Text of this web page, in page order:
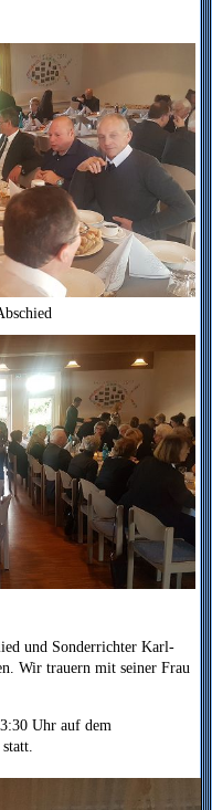
und Sonderrichter Karl-
Wir trauern mit seiner Frau
Uhr auf dem